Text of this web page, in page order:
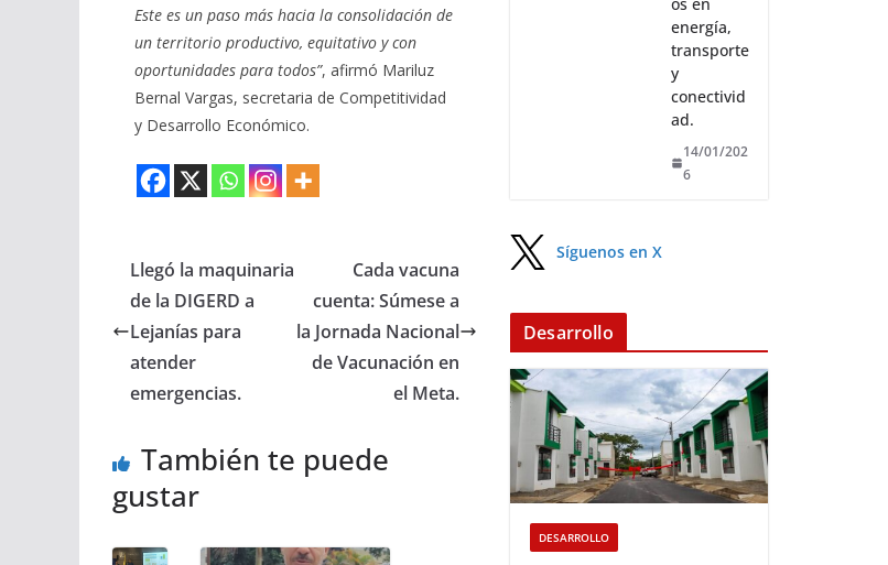
Este es un paso más hacia la consolidación de
un territorio productivo, equitativo y con
oportunidades para todos”, afirmó Mariluz
Bernal Vargas, secretaria de Competitividad
y Desarrollo Económico.
Llegó la maquinaria
de la DIGERD a
Lejanías para
atender
emergencias.
Cada vacuna
cuenta: Súmese a
la Jornada Nacional
de Vacunación en
el Meta.
También te puede
gustar
energía,
transporte
y
conectivid
ad.
14/01/202
6
Síguenos en X
Desarrollo
DESARROLLO